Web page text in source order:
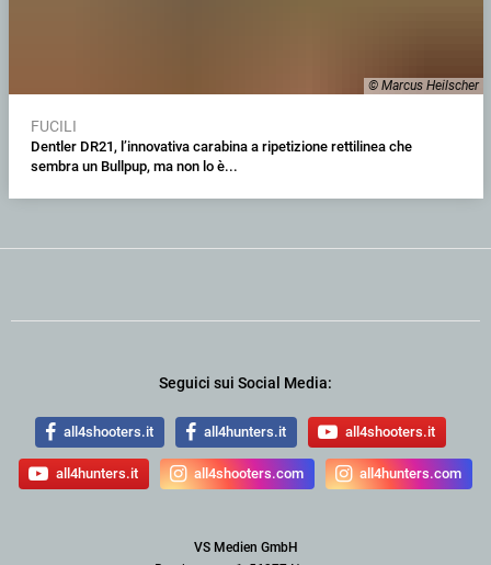
© Marcus Heilscher
FUCILI
Dentler DR21, l’innovativa carabina a ripetizione rettilinea che
sembra un Bullpup, ma non lo è...
Seguici sui Social Media:
all4shooters.it all4hunters.it all4shooters.it
all4hunters.it all4shooters.com all4hunters.com
VS Medien GmbH